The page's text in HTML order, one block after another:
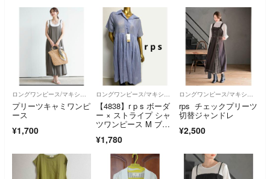
ロングワンピース/マキシワンピース
プリーツキャミワンピ
ース
¥1,700
ロングワンピース/マキシワンピース
【4838】r p s ボーダ
ー × ストライプ シャ
ツワンピース M ブル
¥1,780
ロングワンピース/マキシワンピース
rps チェックプリーツ
切替ジャンドレ
¥2,500